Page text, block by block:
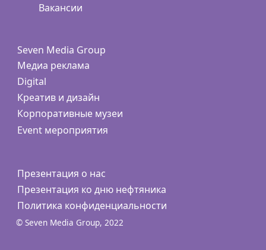
Вакансии
Seven Media Group
Медиа реклама
Digital
Креатив и дизайн
Корпоративные музеи
Event мероприятия
Презентация о нас
Презентация ко дню нефтяника
Политика конфиденциальности
© Seven Media Group, 2022